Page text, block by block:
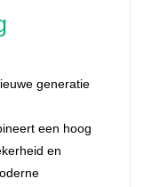
generatie
een hoog
en